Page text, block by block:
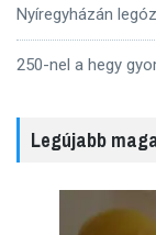
Nyíregyházán
250-nel a hegy
Legújabb